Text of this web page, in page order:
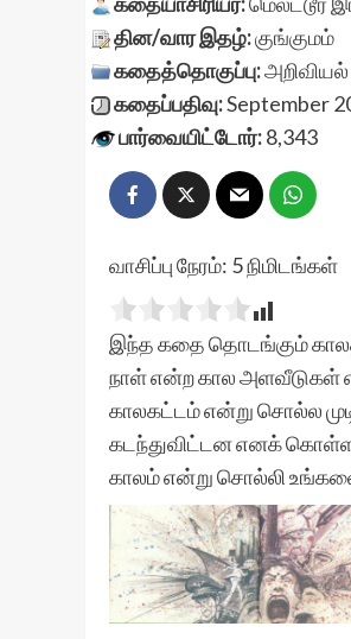
தின/வார இதழ்:குங்குமம்
கதைத்தொகுப்பு:அறிவியல்
கதைப்பதிவு:September
பார்வையிட்டோர்:8,343
வாசிப்பு நேரம்: 5நிமிடங்கள்
இந்த கதை தொடங்கும்
நாள் என்ற கால அளவீடுகள்
காலகட்டம் என்று சொல்ல
கடந்துவிட்டன எனக்
காலம் என்று சொல்லி